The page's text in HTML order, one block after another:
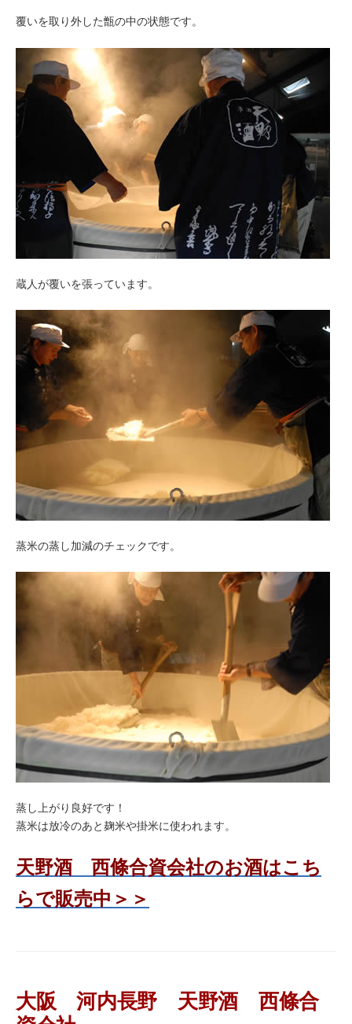
覆いを取り外した甑の中の状態です。
蔵人が覆いを張っています。
蒸米の蒸し加減のチェックです。
蒸し上がり良好です！
蒸米は放冷のあと麹米や掛米に使われます。
天野酒 西條合資会社のお酒はこち
らで販売中＞＞
大阪 河内長野 天野酒 西條合